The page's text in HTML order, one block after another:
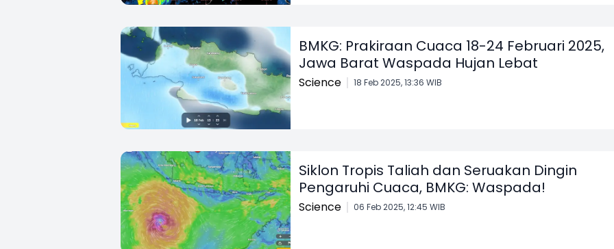
BMKG: Prakiraan Cuaca 18-24 Februari 2025,
Jawa Barat Waspada Hujan Lebat
Science 18 Feb 2025, 13:36 WIB
Siklon Tropis Taliah dan Seruakan Dingin
Pengaruhi Cuaca, BMKG: Waspada!
Science 06 Feb 2025, 12:45 WIB